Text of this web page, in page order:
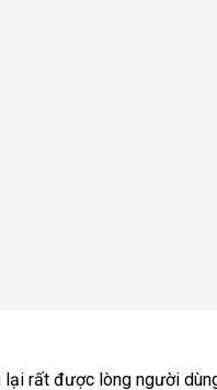
rất được lòng người